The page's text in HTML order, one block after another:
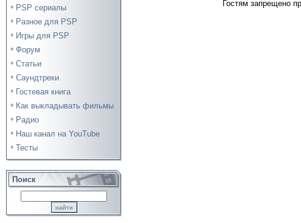
PSP сериалы
Разное для PSP
Игры для PSP
Форум
Статьи
Саундтреки
Гостевая книга
Как выкладывать фильмы
Радио
Наш канал на YouTube
Тесты
Поиск
Гостям запрещено